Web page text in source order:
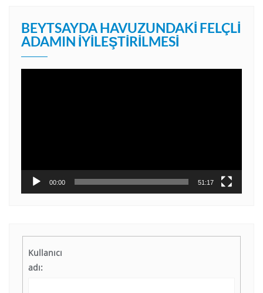
BEYTSAYDA HAVUZUNDAKI FELÇLI
ADAMIN İYILEŞTIRILMESI
00:00 51:17
Kullanıcı
adı: